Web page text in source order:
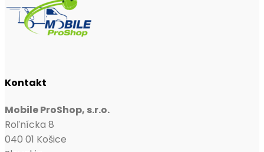
Kontakt
Mobile ProShop, s.r.o.
Roľnícka 8
040 01 Košice